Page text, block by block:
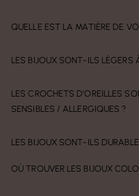
QUELLE EST LA MATIÈRE DE
LES BIJOUX SONT-ILS LÉGERS
LES CROCHETS D'OREILLES
SENSIBLES / ALLERGIQUES ?
LES BIJOUX SONT-ILS
OÙ TROUVER LES BIJOUX